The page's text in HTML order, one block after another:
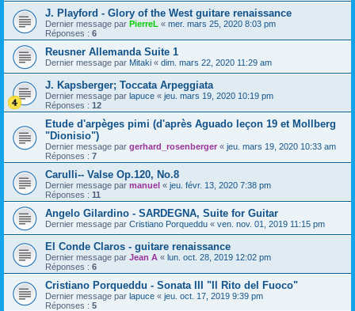
J. Playford - Glory of the West guitare renaissance
Dernier message par PierreL « mer. mars 25, 2020 8:03 pm
Réponses : 6
Reusner Allemanda Suite 1
Dernier message par Mitaki « dim. mars 22, 2020 11:29 am
J. Kapsberger; Toccata Arpeggiata
Dernier message par lapuce « jeu. mars 19, 2020 10:19 pm
Réponses : 12
Etude d'arpèges pimi (d'après Aguado leçon 19 et Mollberg
"Dionisio")
Dernier message par gerhard_rosenberger « jeu. mars 19, 2020 10:33 am
Réponses : 7
Carulli-- Valse Op.120, No.8
Dernier message par manuel « jeu. févr. 13, 2020 7:38 pm
Réponses : 11
Angelo Gilardino - SARDEGNA, Suite for Guitar
Dernier message par Cristiano Porqueddu « ven. nov. 01, 2019 11:15 pm
El Conde Claros - guitare renaissance
Dernier message par Jean A « lun. oct. 28, 2019 12:02 pm
Réponses : 6
Cristiano Porqueddu - Sonata III "Il Rito del Fuoco"
Dernier message par lapuce « jeu. oct. 17, 2019 9:39 pm
Réponses : 5